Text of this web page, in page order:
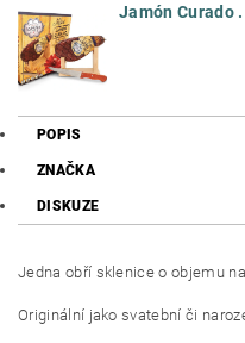
Jamón Curado
POPIS
ZNAČKA
DISKUZE
Jedna obří sklenice o objemu
Originální jako svatební či